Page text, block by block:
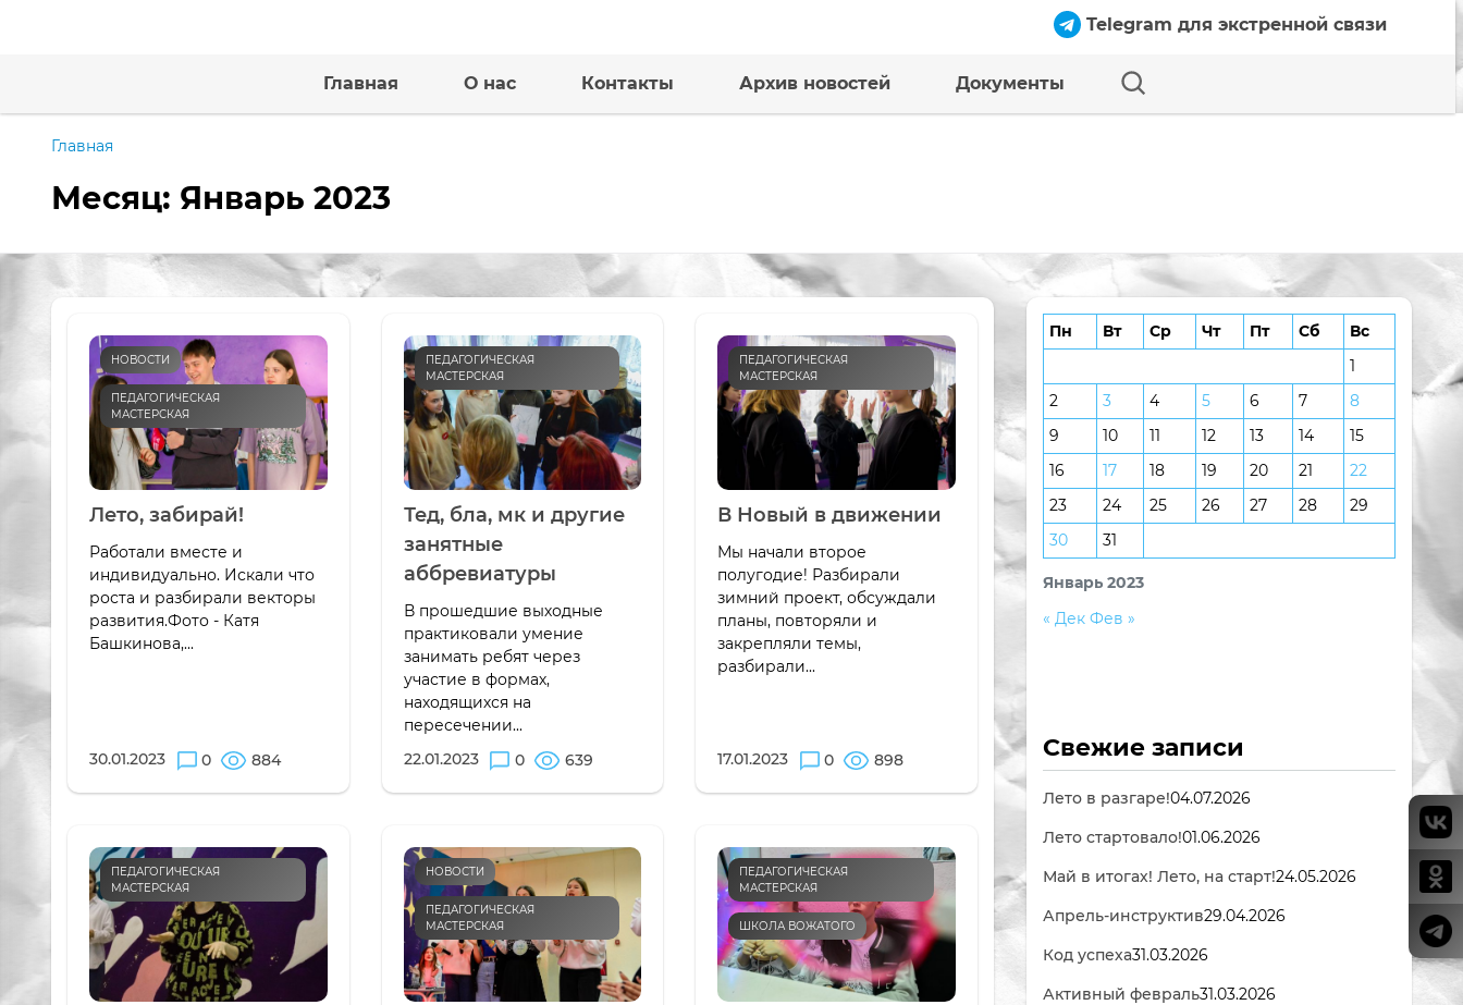
Telegram для экстренной связи
Главная О нас Контакты Архив новостей Документы
Главная
Месяц: Январь 2023
НОВОСТИ
ПЕДАГОГИЧЕСКАЯ
МАСТЕРСКАЯ
Лето, забирай!
Работали вместе и
индивидуально. Искали что
роста и разбирали векторы
развития.Фото - Катя
Башкинова,...
30.01.2023 0 884
ПЕДАГОГИЧЕСКАЯ
МАСТЕРСКАЯ
Тед, бла, мк и другие
занятные
аббревиатуры
В прошедшие выходные
практиковали умение
занимать ребят через
участие в формах,
находящихся на
пересечении...
22.01.2023
0 639
ПЕДАГОГИЧЕСКАЯ
МАСТЕРСКАЯ
В Новый в движении
Мы начали второе
полугодие! Разбирали
зимний проект, обсуждали
планы, повторяли и
закрепляли темы,
разбирали...
17.01.2023 0 898
ПЕДАГОГИЧЕСКАЯ
МАСТЕРСКАЯ
НОВОСТИ
ПЕДАГОГИЧЕСКАЯ
МАСТЕРСКАЯ
ПЕДАГОГИЧЕСКАЯ
МАСТЕРСКАЯ
ШКОЛА ВОЖАТОГО
Январь 2023
Пн Вт Ср Чт Пт Сб
Вс
1
2
3 4 5 6 7
8
9
10 11 12 13 14
15
16
17 18 19 20 21
22
23
24 25 26 27 28
29
30
31
« Дек Фев »
Свежие записи
Лето в разгаре!04.07.2026
Лето стартовало!01.06.2026
Май в итогах! Лето, на старт!24.05.2026
Апрель-инструктив29.04.2026
Код успеха31.03.2026
Активный февраль31.03.2026